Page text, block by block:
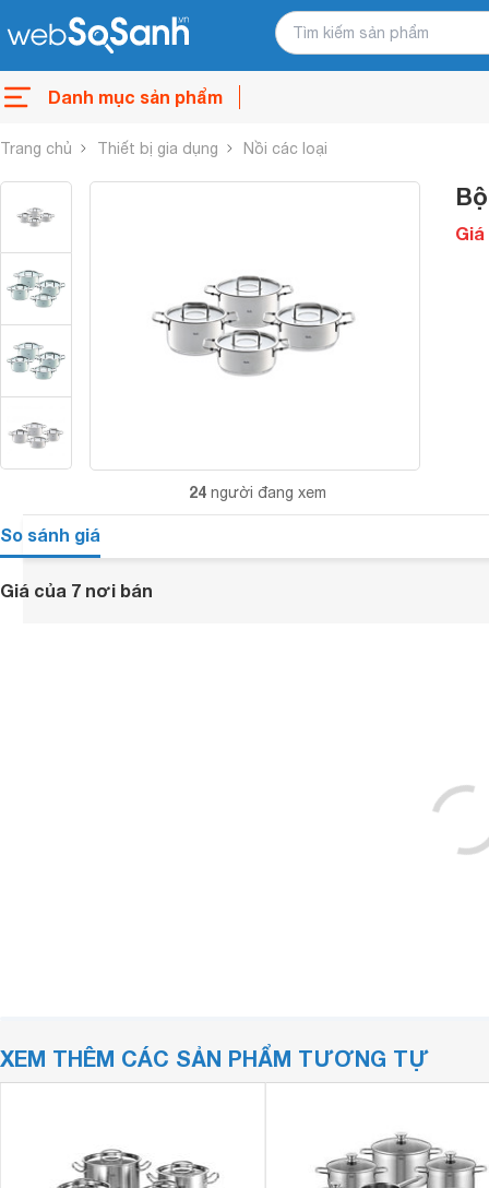
Danh mục sản phẩm
Trang chủ Thiết bị gia dụng Nồi các loại
24 người đang xem
Giá
So sánh giá
Giá của 7 nơi bán
XEM THÊM CÁC SẢN PHẨM TƯƠNG TỰ